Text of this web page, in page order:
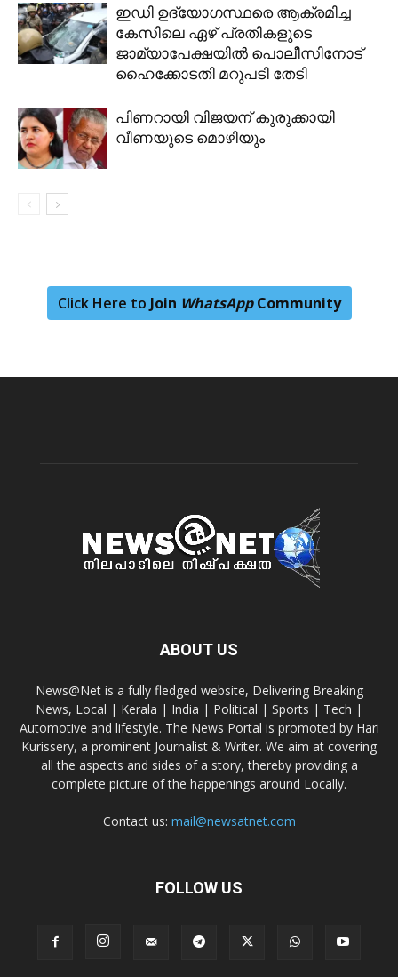
ഇഡി ഉദ്യോഗസ്ഥരെ ആക്രമിച്ച
കേസിലെ ഏഴ് പ്രതികളുടെ
ജാമ്യാപേക്ഷയില്‍ പൊലീസിനോട്
ഹൈക്കോടതി മറുപടി തേടി
പിണറായി വിജയന് കുരുക്കായി
വീണയുടെ മൊഴിയും
Click Here to Join WhatsAppCommunity
ABOUT US
News@Net is a fully fledged website, Delivering Breaking
News, Local | Kerala | India | Political | Sports | Tech |
Automotive and lifestyle. The News Portal is promoted by Hari
Kurissery, a prominent Journalist & Writer. We aim at covering
all the aspects and sides of a story, thereby providing a
complete picture of the happenings around Locally.
Contact us: mail@newsatnet.com
FOLLOW US